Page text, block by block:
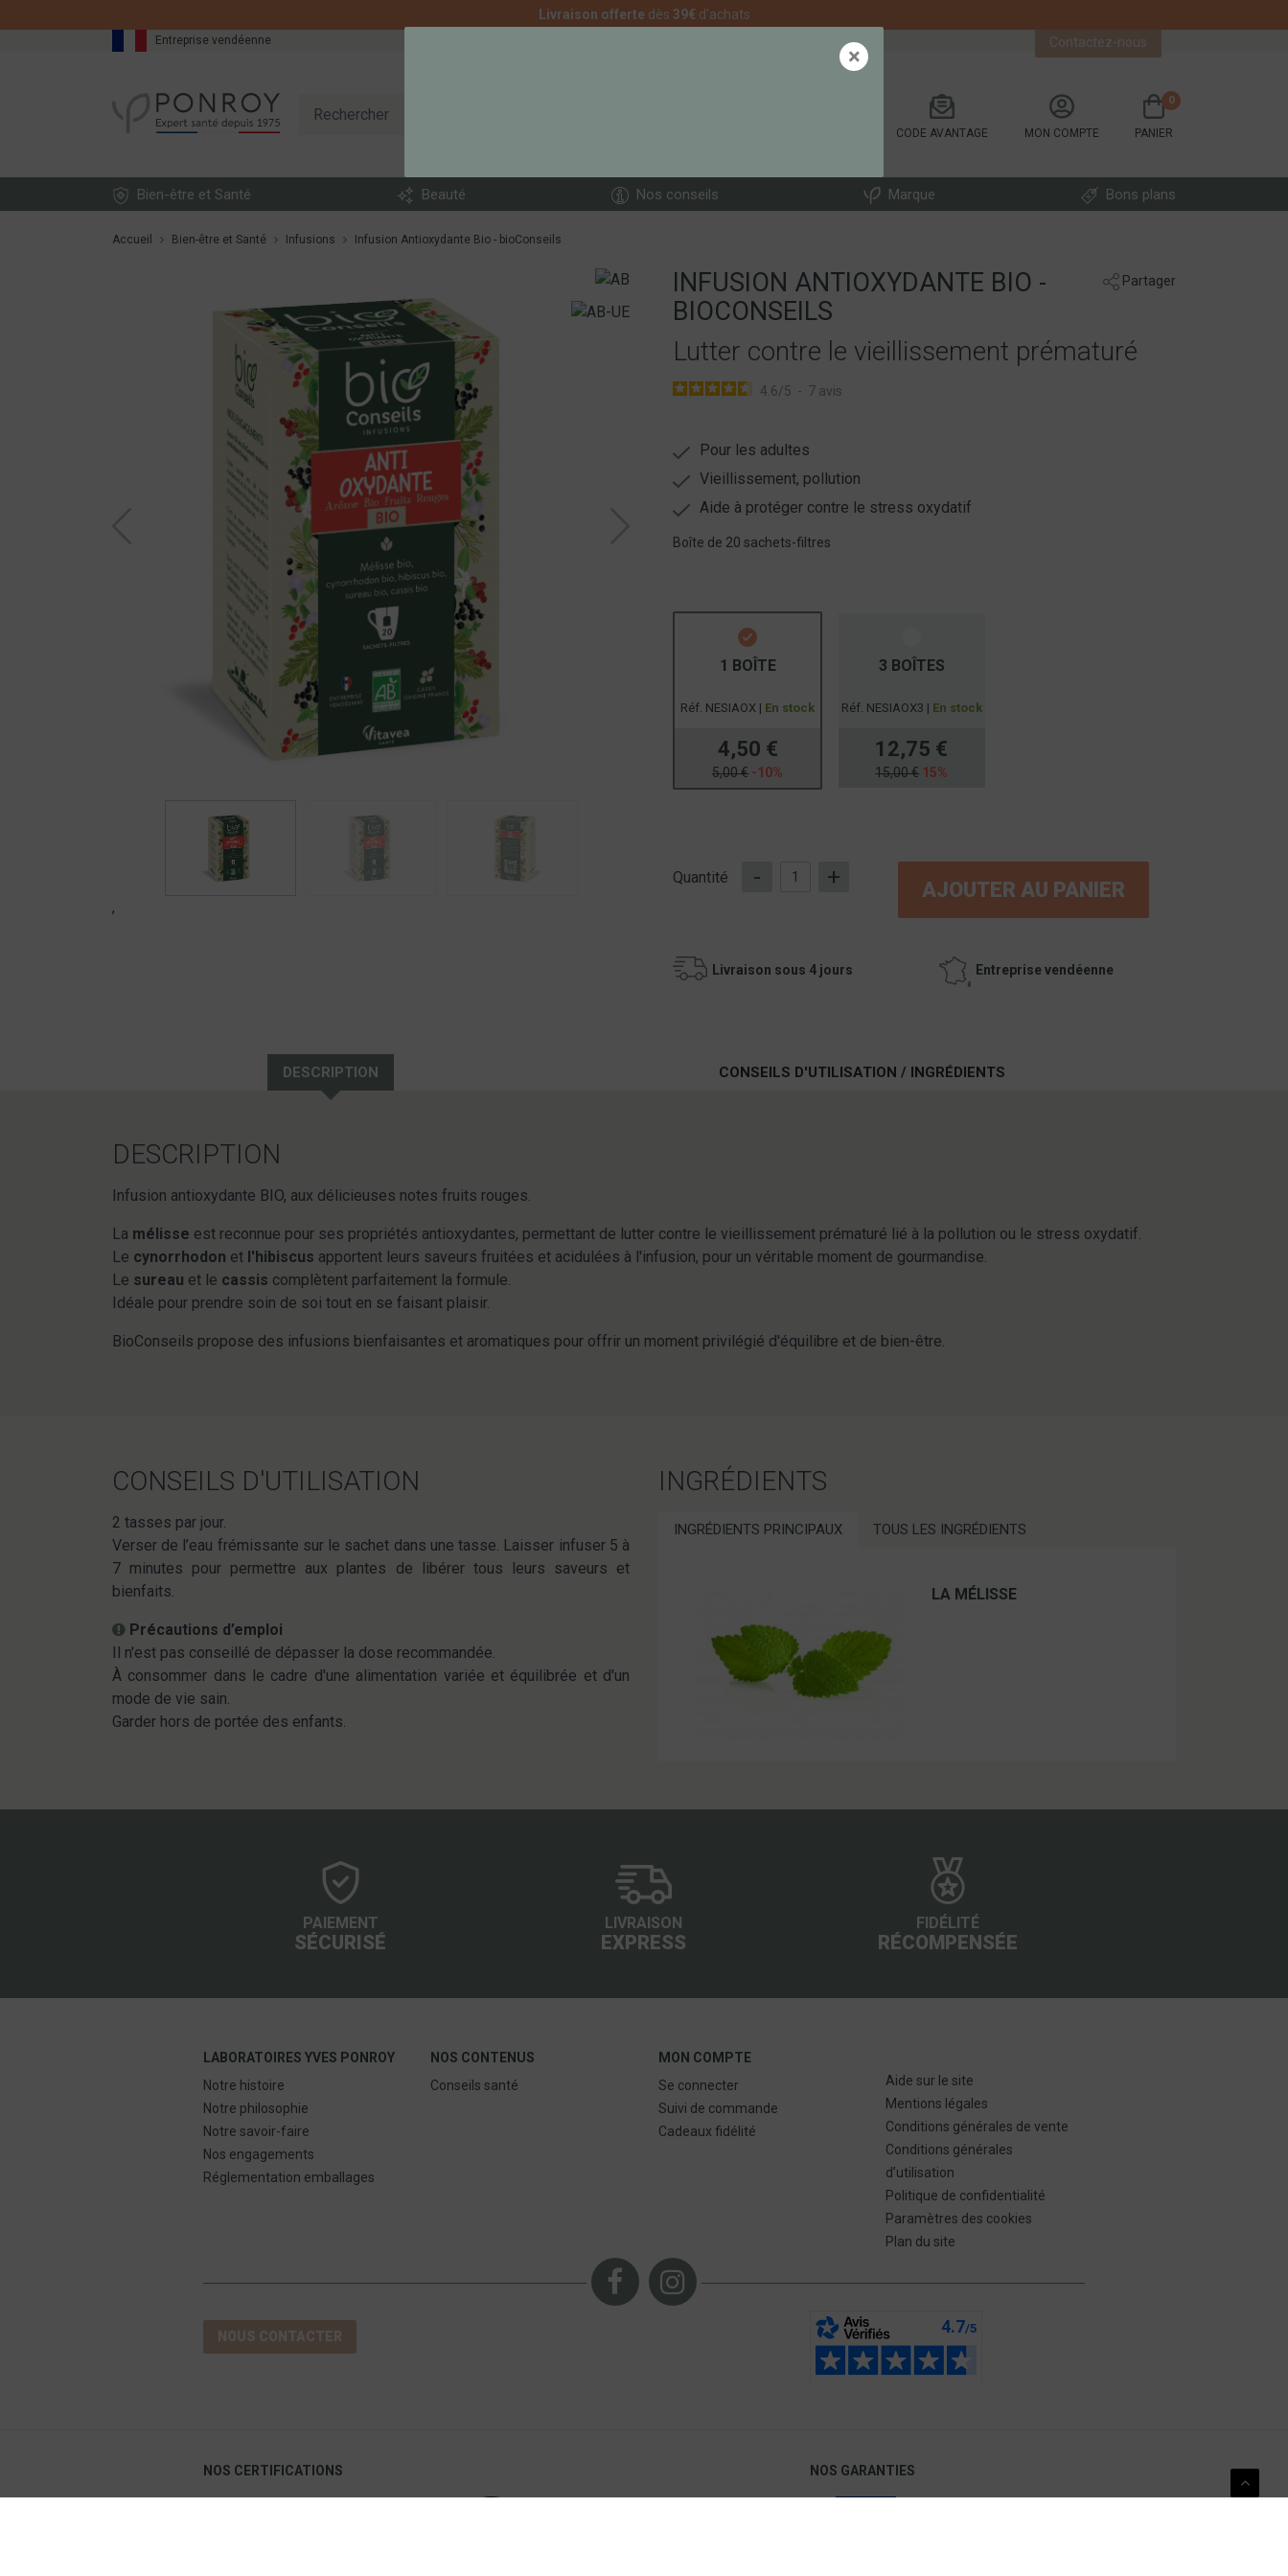
Livraison offerte dès 39€ d'achats
CODE AVANTAGE MON COMPTE PANIER
0
Bien-être et Santé Beauté Nos conseils Marque Bons plans
Entreprise vendéenne Contactez-nous
Accueil Bien-être et Santé Infusions Infusion Antioxydante Bio - bioConseils
Partager
INFUSION ANTIOXYDANTE BIO -
BIOCONSEILS
Lutter contre le vieillissement prématuré
4.6/5 - 7 avis
Pour les adultes
Vieillissement, pollution
Aide à protéger contre le stress oxydatif
Boîte de 20 sachets-filtres
1 BOÎTE
Réf. NESIAOX | En stock
4,50 €
5,00 € -10%
3 BOÎTES
Réf. NESIAOX3 | En stock
12,75 €
15,00 € 15%
AJOUTER AU PANIER
Quantité - +
Livraison sous 4 jours Entreprise vendéenne
,
DESCRIPTION CONSEILS D'UTILISATION / INGRÉDIENTS
DESCRIPTION
Infusion antioxydante BIO, aux délicieuses notes fruits rouges.
La mélisse est reconnue pour ses propriétés antioxydantes, permettant de lutter contre le vieillissement prématuré lié à la pollution ou le stress oxydatif.
Le cynorrhodon et l'hibiscus apportent leurs saveurs fruitées et acidulées à l'infusion, pour un véritable moment de gourmandise.
Le sureau et le cassis complètent parfaitement la formule.
Idéale pour prendre soin de soi tout en se faisant plaisir.
BioConseils propose des infusions bienfaisantes et aromatiques pour offrir un moment privilégié d'équilibre et de bien-être.
CONSEILS D'UTILISATION
2 tasses par jour.
Verser de l’eau frémissante sur le sachet dans une tasse. Laisser infuser 5 à
7 minutes pour permettre aux plantes de libérer tous leurs saveurs et
bienfaits.
Précautions d’emploi
Il n'est pas conseillé de dépasser la dose recommandée.
À consommer dans le cadre d'une alimentation variée et équilibrée et d'un
mode de vie sain.
Garder hors de portée des enfants.
INGRÉDIENTS
INGRÉDIENTS PRINCIPAUX TOUS LES INGRÉDIENTS
LA MÉLISSE
PAIEMENT
SÉCURISÉ
LIVRAISON
EXPRESS
FIDÉLITÉ
RÉCOMPENSÉE
LABORATOIRES YVES PONROY
Notre histoire
Notre philosophie
Notre savoir-faire
Nos engagements
Réglementation emballages
NOS CONTENUS
Conseils santé
MON COMPTE
Se connecter
Suivi de commande
Cadeaux fidélité
Aide sur le site
Mentions légales
Conditions générales de vente
Conditions générales
d’utilisation
Politique de confidentialité
Paramètres des cookies
Plan du site
NOUS CONTACTER
NOS CERTIFICATIONS NOS GARANTIES
×